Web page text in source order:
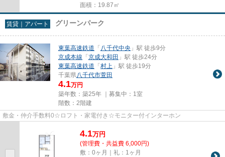
面積：19.87㎡
賃貸｜アパート グリーンパーク
東葉高速鉄道 「 八千代中央 」駅 徒歩9分
京成本線 「 京成大和田 」駅 徒歩24分
東葉高速鉄道 「 村上 」駅 徒歩19分
千葉県八千代市萱田
4.1万円
築年数：築25年 ｜募集中： 1室
階数：2階建
敷金・仲介手数料0☆ロフト・家電付き☆モニター付インターホン
4.1万円
(管理費・共益費 6,000円)
敷：0ヶ月｜礼：1ヶ月